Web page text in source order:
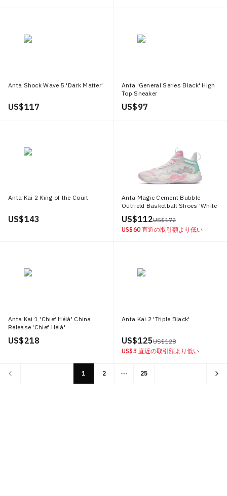
Anta Shock Wave 5 'Dark Matter'
US$ 117
Anta 'General Series Black' High
Top Sneaker
US$ 97
Anta Kai 2 King of the Court
US$ 143
Anta Magic Cement Bubble
Outfield Basketball Shoes 'White
Pink'
US$ 112US$ 172
US$ 60 直近の取引額より低い
Anta Kai 1 'Chief Hélà' China
Release 'Chief Hélà'
US$ 218
Anta Kai 2 'Triple Black'
US$ 125US$ 128
US$ 3 直近の取引額より低い
1 2
More pages
25